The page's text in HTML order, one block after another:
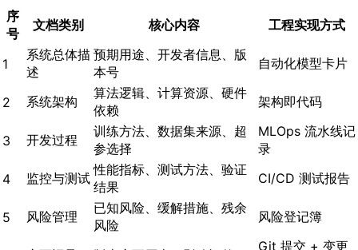
序
号
文档类别 核心内容 工程实现方式
1
系统总体描
述
预期用途、开发者信息、版
本号
自动化模型卡片
2 系统架构
算法逻辑、计算资源、硬件
依赖
架构即代码
3 开发过程
训练方法、数据集来源、超
参选择
MLOps 流水线记
录
4
监控与测试
性能指标、测试方法、验证
结果
CI/CD 测试报告
5 风险管理
已知风险、缓解措施、残余
风险
风险登记簿
Git 提交 + 变更